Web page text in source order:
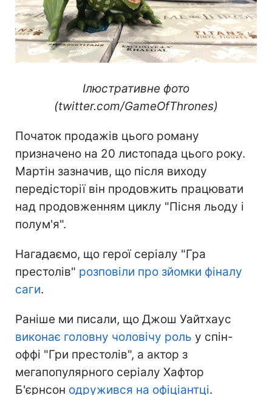
Ілюстративне фото
(twitter.com/GameOfThrones)
Початок продажів цього роману
призначено на 20 листопада цього року.
Мартін зазначив, що після виходу
передісторії він продовжить працювати
над продовженням циклу "Пісня льоду і
полум'я".
Нагадаємо, що герої серіалу "Гра
престолів" розповіли про зйомки фіналу
саги.
Раніше ми писали, що Джош Уайтхаус
виконає головну чоловічу роль у спін-
оффі "Гри престолів", а актор з
мегапопулярного серіалу Хафтор
Б'єрнсон одружився на офіціантці.